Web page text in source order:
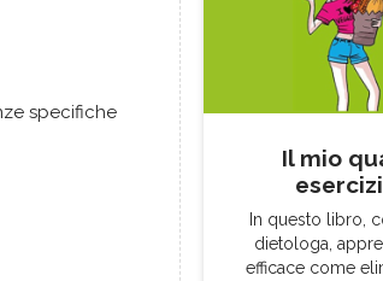
specifiche
Il mio
In questo libro,
dietologa,
efficace come